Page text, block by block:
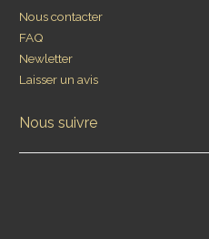
Nous contacter
FAQ
Newletter
Laisser un avis
Nous suivre